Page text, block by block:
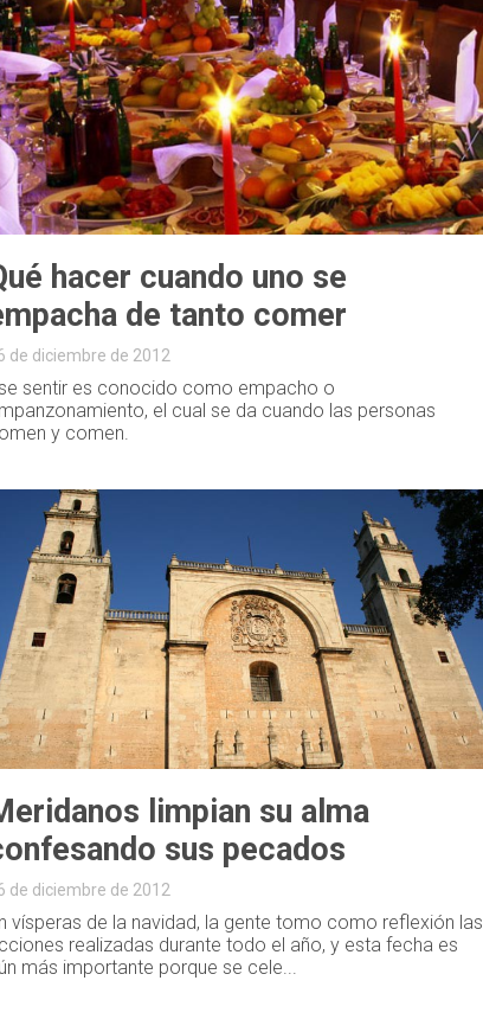
hacer cuando uno se
de tanto comer
de diciembre de 2012
sentir es conocido como empacho o
el cual se da cuando las personas
y comen.
limpian su alma
sus pecados
de diciembre de 2012
vísperas de la navidad, la gente tomo como reflexión las
realizadas durante todo el año, y esta fecha es
más importante porque se cele...